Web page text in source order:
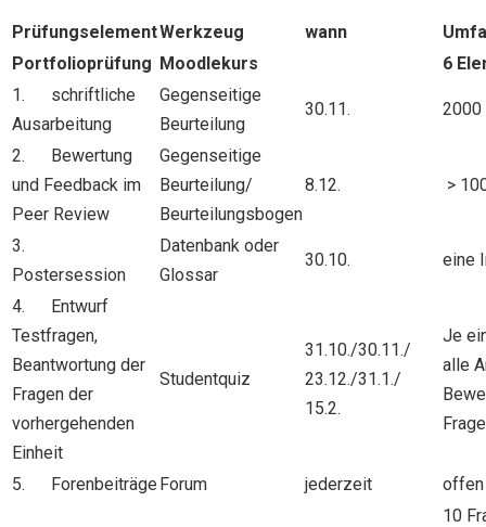
PrüfungselementWerkzeug wann
Portfolioprüfung Moodlekurs
6
1. schriftliche
Ausarbeitung
Gegenseitige
Beurteilung
30.11. 2000
2. Bewertung
und Feedback im
Peer Review
Gegenseitige
Beurteilung/
Beurteilungsbogen
8.12. >
3.
Postersession
Datenbank oder
Glossar
30.10. eine
4. Entwurf
Testfragen,
Beantwortung der
Fragen der
vorhergehenden
Einheit
Studentquiz
31.10./30.11./
23.12./31.1./
15.2.
Je
alle
5. Forenbeiträge Forum jederzeit offen
10